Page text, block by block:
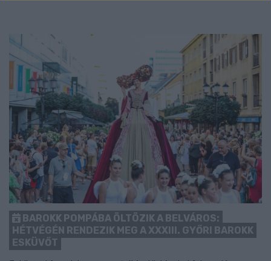
BAROKK POMPÁBA ÖLTÖZIK A BELVÁROS:
HÉTVÉGÉN RENDEZIK MEG A XXXIII. GYŐRI BAROKK
ESKÜVŐT